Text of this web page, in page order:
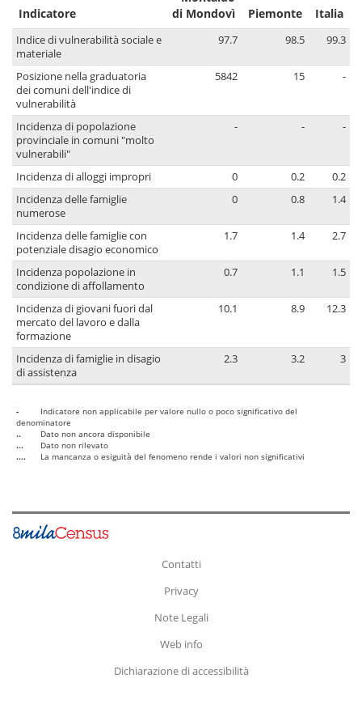
Indicatore
di Mondovì
Piemonte Italia
Indice di vulnerabilità sociale e
materiale
97.7 98.5 99.3
Posizione nella graduatoria
dei comuni dell'indice di
vulnerabilità
5842 15 -
Incidenza di popolazione
provinciale in comuni "molto
vulnerabili"
- - -
Incidenza di alloggi impropri 0 0.2
0.2
Incidenza delle famiglie
numerose
0 0.8 1.4
Incidenza delle famiglie con
potenziale disagio economico
1.7 1.4 2.7
Incidenza popolazione in
condizione di affollamento
0.7 1.1 1.5
Incidenza di giovani fuori dal
mercato del lavoro e dalla
formazione
10.1 8.9 12.3
Incidenza di famiglie in disagio
di assistenza
2.3 3.2 3
-
Indicatore non applicabile per valore nullo o poco significativo del
denominatore
..
Dato non ancora disponibile
...
Dato non rilevato
....
La mancanza o esiguità del fenomeno rende i valori non significativi
Contatti
Privacy
Note Legali
Web info
Dichiarazione di accessibilità